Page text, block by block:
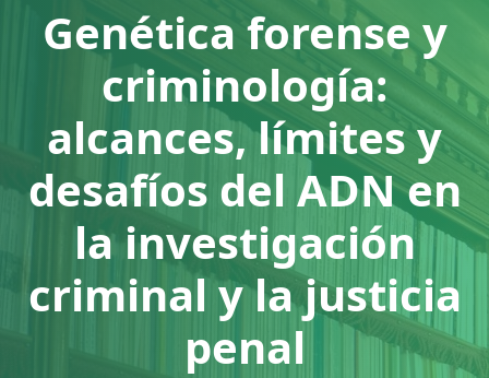
Genética forense y
criminología:
alcances, límites y
desafíos del ADN en
la investigación
criminal y la justicia
penal